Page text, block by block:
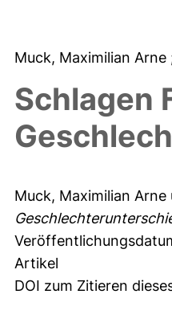
Muck, Maximilian Arne
Schlagen
Muck, Maximilian Arne
Artikel
DOI zum Zitieren